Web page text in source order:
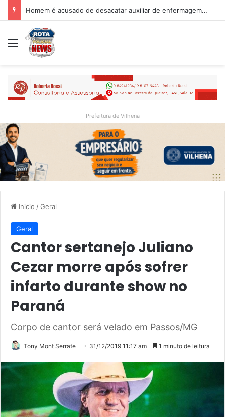
Homem é acusado de desacatar auxiliar de enfermagem no Hospital Regional de Vilhena
Menu
Prefeitura de Vilhena
Inicio /Geral
Geral
Cantor sertanejo Juliano
Cezar morre após sofrer
infarto durante show no
Paraná
Corpo de cantor será velado em Passos/MG
Tony Mont Serrate 31/12/2019 11:17 am 1 minuto de leitura